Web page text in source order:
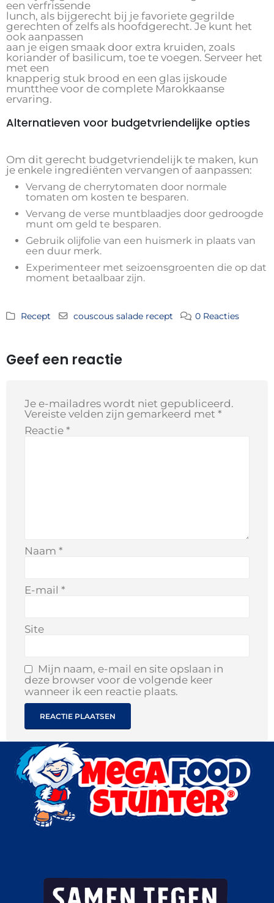
een verfrissende
lunch, als bijgerecht bij je favoriete gegrilde
gerechten of zelfs als hoofdgerecht. Je kunt het
ook aanpassen
aan je eigen smaak door extra kruiden, zoals
koriander of basilicum, toe te voegen. Serveer het
met een
knapperig stuk brood en een glas ijskoude
muntthee voor de complete Marokkaanse
ervaring.
Alternatieven voor budgetvriendelijke opties
Om dit gerecht budgetvriendelijk te maken, kun
je enkele ingrediënten vervangen of aanpassen:
Vervang de cherrytomaten door normale
tomaten om kosten te besparen.
Vervang de verse muntblaadjes door gedroogde
munt om geld te besparen.
Gebruik olijfolie van een huismerk in plaats van
een duur merk.
Experimenteer met seizoensgroenten die op dat
moment betaalbaar zijn.
Recept couscous salade recept 0 Reacties
Geef een reactie
Je e-mailadres wordt niet gepubliceerd.
Vereiste velden zijn gemarkeerd met *
Reactie *
Naam *
E-mail *
Site
Mijn naam, e-mail en site opslaan in
deze browser voor de volgende keer
wanneer ik een reactie plaats.